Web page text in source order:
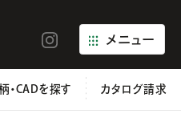
メニュー
・CADを探す カタログ請求